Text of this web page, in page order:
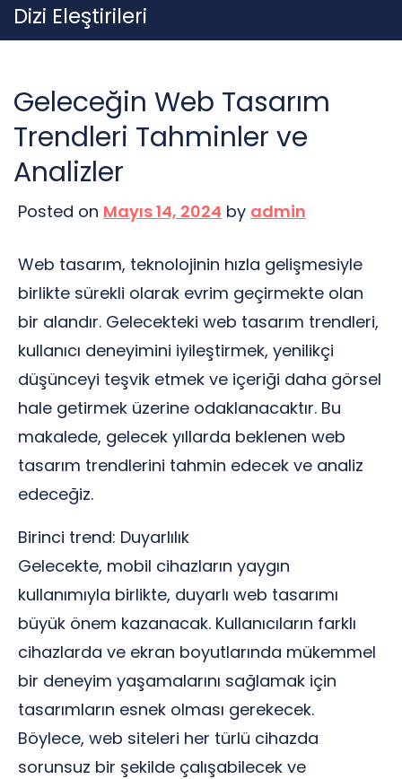
Skip
to
Dizi Eleştirileri
Geleceğin Web Tasarım
Trendleri Tahminler ve
Analizler
Posted on Mayıs 14, 2024 by admin
Web tasarım, teknolojinin hızla gelişmesiyle
birlikte sürekli olarak evrim geçirmekte olan
bir alandır. Gelecekteki web tasarım trendleri,
kullanıcı deneyimini iyileştirmek, yenilikçi
düşünceyi teşvik etmek ve içeriği daha görsel
hale getirmek üzerine odaklanacaktır. Bu
makalede, gelecek yıllarda beklenen web
tasarım trendlerini tahmin edecek ve analiz
edeceğiz.
Birinci trend: Duyarlılık
Gelecekte, mobil cihazların yaygın
kullanımıyla birlikte, duyarlı web tasarımı
büyük önem kazanacak. Kullanıcıların farklı
cihazlarda ve ekran boyutlarında mükemmel
bir deneyim yaşamalarını sağlamak için
tasarımların esnek olması gerekecek.
Böylece, web siteleri her türlü cihazda
sorunsuz bir şekilde çalışabilecek ve